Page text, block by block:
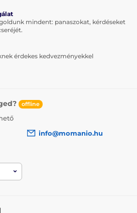
mindent: panaszokat, kérdéseket
érdekes kedvezményekkel
offline
info@momanio.hu